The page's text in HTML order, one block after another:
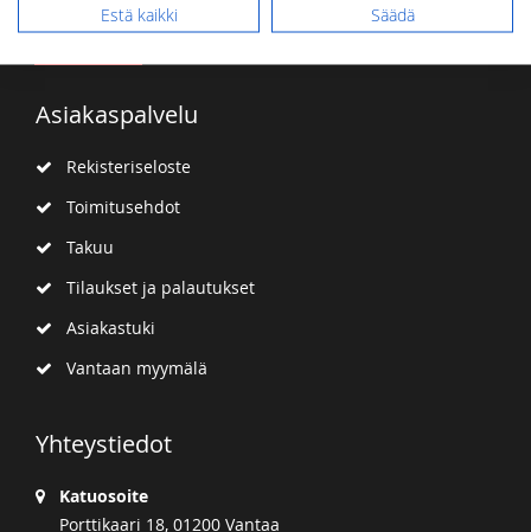
Tilaa
Asiakaspalvelu
Rekisteriseloste
Toimitusehdot
Takuu
Tilaukset ja palautukset
Asiakastuki
Vantaan myymälä
Yhteystiedot
Katuosoite
Porttikaari 18, 01200 Vantaa
Estä kaikki
Säädä